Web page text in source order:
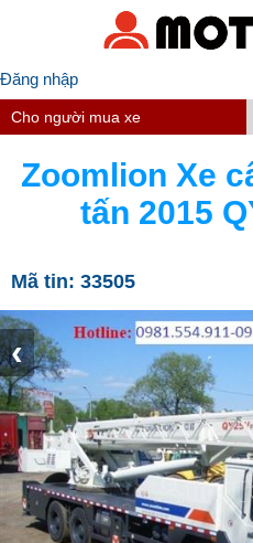
Đăng nhập
Cho người mua xe
Zoomlion Xe
tấn 2015
Mã tin: 33505
‹